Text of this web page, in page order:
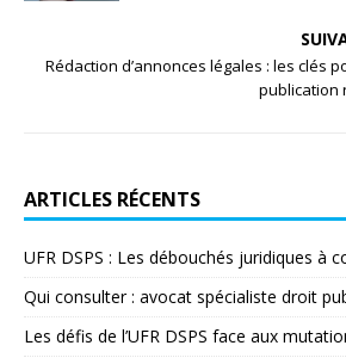
Rédaction d’annonces légales : les clés
publication
ARTICLES RÉCENTS
UFR DSPS : Les débouchés juridiques à
Qui consulter : avocat spécialiste droit
Les défis de l’UFR DSPS face aux